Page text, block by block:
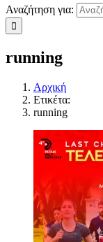
Αναζήτηση για:
running
Αρχική
Ετικέτα:
running